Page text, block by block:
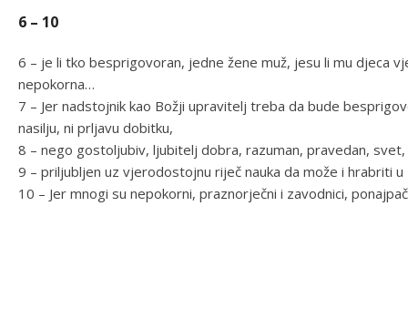
6 – 10
6 – je li tko besprigovoran, jedne žene muž, jesu li mu djeca
nepokorna…
7 – Jer nadstojnik kao Božji upravitelj treba da bude
nasilju, ni prljavu dobitku,
8 – nego gostoljubiv, ljubitelj dobra, razuman, pravedan,
9 – priljubljen uz vjerodostojnu riječ nauka da može i hrabriti
10 – Jer mnogi su nepokorni, praznorječni i zavodnici,